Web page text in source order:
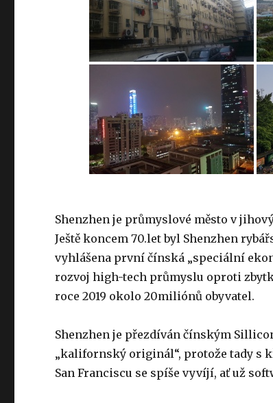
Shenzhen je průmyslové město v
Ještě koncem 70.let byl Shenzhen
vyhlášena první čínská „speciální
rozvoj high-tech průmyslu oproti
roce 2019 okolo 20miliónů obyvatel.
Shenzhen je přezdíván čínským
„kalifornský originál“, protože tady s
San Franciscu se spíše vyvíjí, ať už